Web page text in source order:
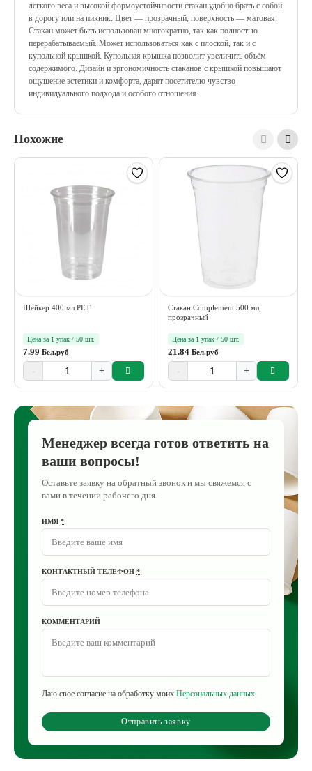
лёгкого веса и высокой формоустойчивости стакан удобно брать с собой
в дорогу или на пикник. Цвет — прозрачный, поверхность — матовая.
Стакан может быть использован многократно, так как полностью
перерабатываемый. Может использоваться как с плоской, так и с
купольной крышкой. Купольная крышка позволит увеличить объём
содержимого. Дизайн и эргономичность стаканов с крышкой повышают
ощущение эстетики и комфорта, дарят посетителю чувство
индивидуального подхода и особого отношения.
Похожие
Шейкер 400 мл РЕТ
Цена за 1 упак / 50 шт.
7.99 Бел.руб
- +
Стакан Complement 500 мл,
прозрачный
Цена за 1 упак / 50 шт.
21.84 Бел.руб
- +
Менеджер всегда готов ответить на
ваши вопросы!
Оставьте заявку на обратный звонок и мы свяжемся с
вами в течении рабочего дня.
ИМЯ *
КОНТАКТНЫЙ ТЕЛЕФОН *
КОММЕНТАРИЙ
Даю свое согласие на обработку моих Персональных данных.
Отправить заявку